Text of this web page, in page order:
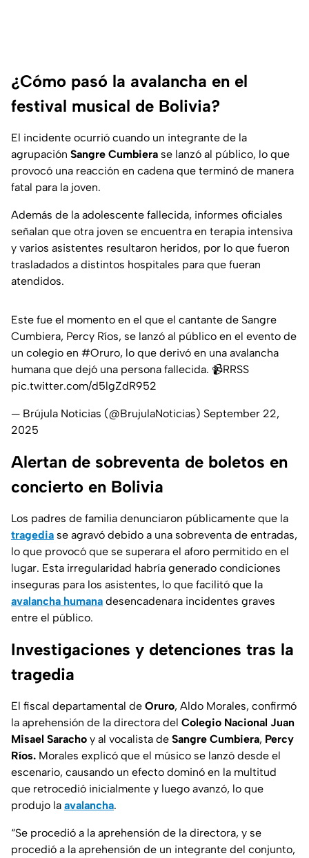
¿Cómo pasó la avalancha en el
festival musical de Bolivia?
El incidente ocurrió cuando un integrante de la
agrupación Sangre Cumbiera se lanzó al público, lo que
provocó una reacción en cadena que terminó de manera
fatal para la joven.
Además de la adolescente fallecida, informes oficiales
señalan que otra joven se encuentra en terapia intensiva
y varios asistentes resultaron heridos, por lo que fueron
trasladados a distintos hospitales para que fueran
atendidos.
Este fue el momento en el que el cantante de Sangre
Cumbiera, Percy Ríos, se lanzó al público en el evento de
un colegio en #Oruro, lo que derivó en una avalancha
humana que dejó una persona fallecida. 📹RRSS
pic.twitter.com/d5lgZdR952
— Brújula Noticias (@BrujulaNoticias) September 22,
2025
Alertan de sobreventa de boletos en
concierto en Bolivia
Los padres de familia denunciaron públicamente que la
tragedia se agravó debido a una sobreventa de entradas,
lo que provocó que se superara el aforo permitido en el
lugar. Esta irregularidad habría generado condiciones
inseguras para los asistentes, lo que facilitó que la
avalancha humana desencadenara incidentes graves
entre el público.
Investigaciones y detenciones tras la
tragedia
El fiscal departamental de Oruro, Aldo Morales, confirmó
la aprehensión de la directora del Colegio Nacional Juan
Misael Saracho y al vocalista de Sangre Cumbiera, Percy
Ríos. Morales explicó que el músico se lanzó desde el
escenario, causando un efecto dominó en la multitud
que retrocedió inicialmente y luego avanzó, lo que
produjo la avalancha.
“Se procedió a la aprehensión de la directora, y se
procedió a la aprehensión de un integrante del conjunto,